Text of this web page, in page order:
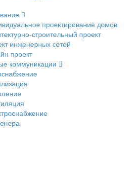
проектирование домов
строительный проект
инженерных сетей
проект
коммуникации